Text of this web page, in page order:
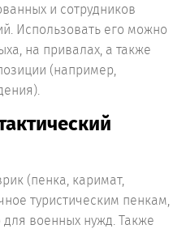
и сотрудников
Использовать его можно
на привалах, а также
(например,
(пенка, каримат,
туристическим пенкам,
военных нужд. Также